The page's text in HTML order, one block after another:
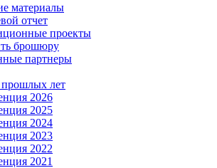
материалы
отчет
проекты
брошюру
партнеры
лет
2026
2025
2024
2023
2022
2021